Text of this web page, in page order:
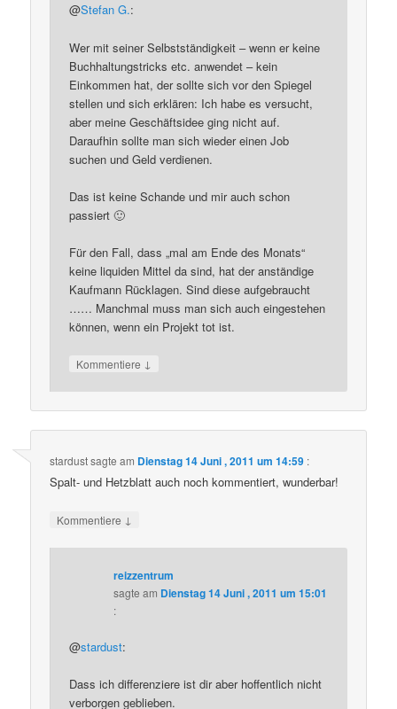
@Stefan G.:
Wer mit seiner Selbstständigkeit – wenn er keine
Buchhaltungstricks etc. anwendet – kein
Einkommen hat, der sollte sich vor den Spiegel
stellen und sich erklären: Ich habe es versucht,
aber meine Geschäftsidee ging nicht auf.
Daraufhin sollte man sich wieder einen Job
suchen und Geld verdienen.
Das ist keine Schande und mir auch schon
passiert 🙂
Für den Fall, dass „mal am Ende des Monats“
keine liquiden Mittel da sind, hat der anständige
Kaufmann Rücklagen. Sind diese aufgebraucht
…… Manchmal muss man sich auch eingestehen
können, wenn ein Projekt tot ist.
Kommentiere ↓
stardustsagte am Dienstag 14 Juni , 2011 um 14:59 :
Spalt- und Hetzblatt auch noch kommentiert, wunderbar!
Kommentiere ↓
reizzentrum
sagte am Dienstag 14 Juni , 2011 um 15:01
:
@stardust:
Dass ich differenziere ist dir aber hoffentlich nicht
verborgen geblieben.